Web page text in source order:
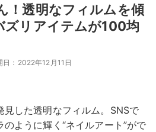
！透明なフィルムを傾
リアイテムが100均
日：2022年12月11日
見した透明なフィルム。SNSで
ように輝く“ネイルアート”がで